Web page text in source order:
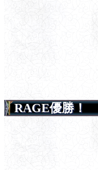
RAGE優勝！